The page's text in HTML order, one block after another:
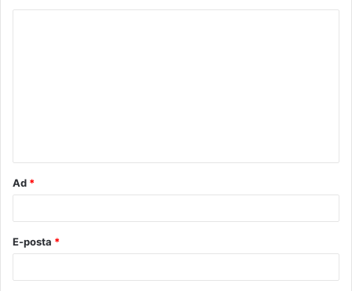
Ad *
E-posta *